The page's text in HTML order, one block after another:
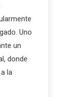
Uno
un
donde
la